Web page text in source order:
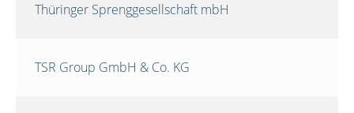
Thüringer Sprenggesellschaft mbH
TSR Group GmbH & Co. KG